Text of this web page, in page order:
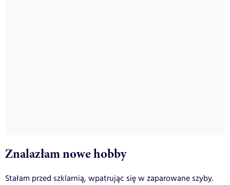
Znalazłam nowe hobby
Stałam przed szklarnią, wpatrując się w zaparowane szyby.